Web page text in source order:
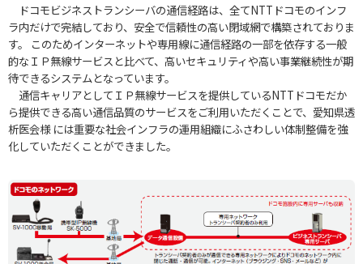
ドコモビジネストランシーバの通信経路は、全てNTTドコモのインフ
ラ内だけで完結しており、安全で信頼性の高い閉域網で構築されておりま
す。 このためインターネットや専用線に通信経路の一部を依存する一般
的なＩＰ無線サービスと比べて、高いセキュリティや高い事業継続性が期
待できるシステムとなっています。
通信キャリアとしてＩＰ無線サービスを提供しているNTTドコモだか
ら提供できる高い通信品質のサービスをご利用いただくことで、愛知県透
析医会様 には重要な社会インフラの運用組織にふさわしい体制整備を強
化していただくことができました。